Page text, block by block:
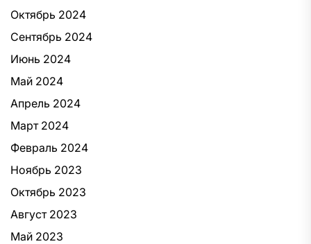
Октябрь 2024
Сентябрь 2024
Июнь 2024
Май 2024
Апрель 2024
Март 2024
Февраль 2024
Ноябрь 2023
Октябрь 2023
Август 2023
Май 2023